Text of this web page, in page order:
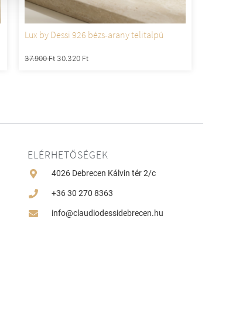
Lux by Dessi 926 bézs-arany telitalpú
37.900Ft 30.320 Ft
ELÉRHETŐSÉGEK
4026 Debrecen Kálvin tér 2/c
+36 30 270 8363
info@claudiodessidebrecen.hu